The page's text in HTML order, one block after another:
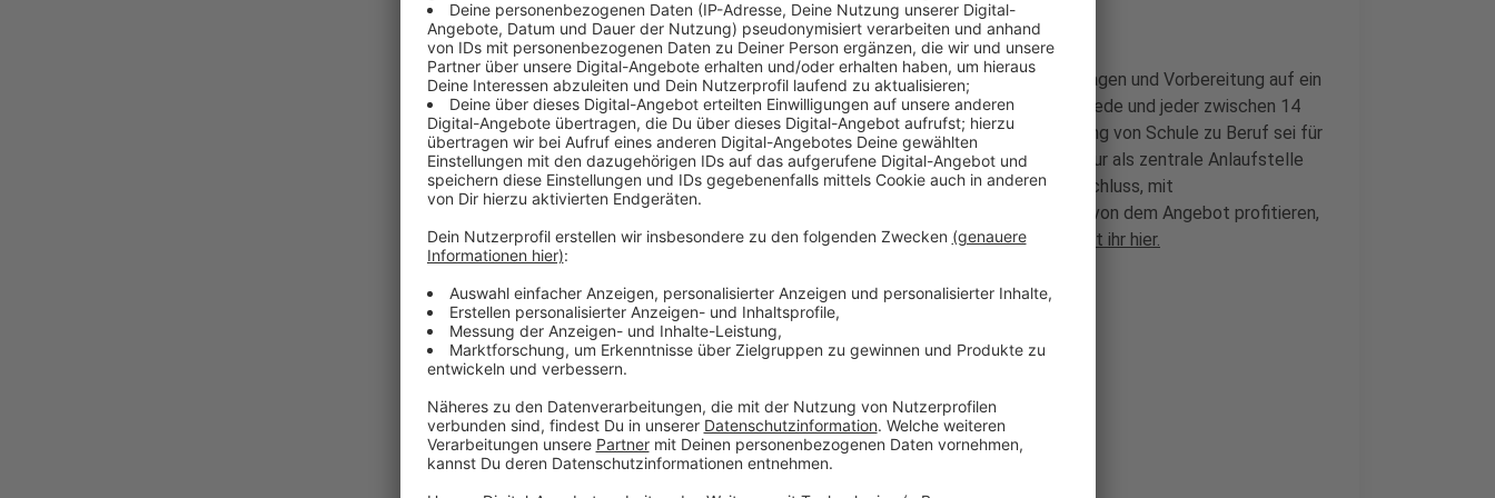
Gezieltes Bewerbungstraining, Hilfe bei der Erstellung von Unterlagen und Vorbereitung auf ein
mögliches Vorstellungsgespräch. Diese Hilfsangebote kann sich jede und jeder zwischen 14
und 27 Jahren bei der Jugendberufsagentur einholen. Der Übergang von Schule zu Beruf sei für
viele eine herausfordernde Phase, bei der die Jugendberufsagentur als zentrale Anlaufstelle
gut unterstützen kann. Insbesondere Jugendliche ohne Schulabschluss, mit
Migrationshintergrund oder mit sozialer Benachteiligung könnten von dem Angebot profitieren,
so die Berufsagentur.Zur Berufsjugendagentur Leverkusen kommt ihr hier.
Anzeige
Weitere Meldungen aus Leverkusen
Anzeige
Drogenhandel: Polizei durchsucht Wohnung in Leverkusen